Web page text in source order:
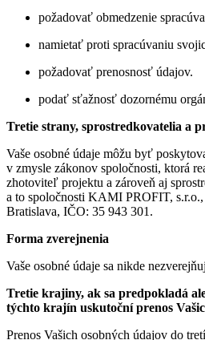
požadovať obmedzenie
namietať proti spracúvaniu
požadovať prenosnosť údajov.
podať sťažnosť dozornému
Tretie strany, sprostredkovatelia a
Vaše osobné údaje môžu byť
v zmysle zákonov spoločnosti, ktorá
zhotoviteľ projektu a zároveň aj
a to spoločnosti KAMI PROFIT,
Bratislava, IČO: 35 943 301.
Forma zverejnenia
Vaše osobné údaje sa nikde
Tretie krajiny, ak sa predpokladá
týchto krajín uskutoční prenos
Prenos Vašich osobných údajov do